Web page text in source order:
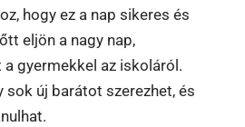
hogy ez a nap sikeres és
eljön a nagy nap,
gyermekkel az iskoláról.
sok új barátot szerezhet, és